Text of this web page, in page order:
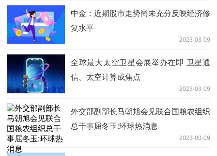
中金：近期股市走势尚未充分反映经济修
复水平
2023-03-09
全球最大太空卫星会展举办在即 卫星通
信、太空计算成焦点
2023-03-09
外交部副部长马朝旭会见联合国粮农组织
总干事屈冬玉:环球热消息
2023-03-09